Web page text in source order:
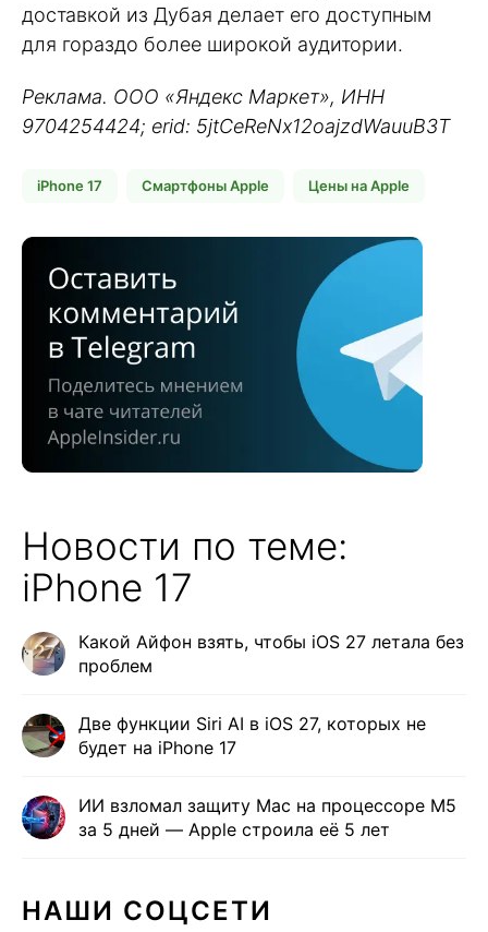
доставкой из Дубая делает его доступным
для гораздо более широкой аудитории.
Реклама. ООО «Яндекс Маркет», ИНН
9704254424; erid: 5jtCeReNx12oajzdWauuB3T
iPhone 17 Смартфоны Apple Цены на Apple
Новости по теме:
iPhone 17
Какой Айфон взять, чтобы iOS 27 летала без
проблем
Две функции Siri AI в iOS 27, которых не
будет на iPhone 17
ИИ взломал защиту Mac на процессоре M5
за 5 дней — Apple строила её 5 лет
НАШИ СОЦСЕТИ